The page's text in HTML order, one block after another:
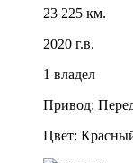
23 225 км.
2020 г.в.
1 владел
Привод:
Цвет: